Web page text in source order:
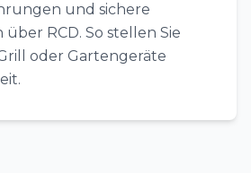
und sichere
RCD. So stellen Sie
oder Gartengeräte